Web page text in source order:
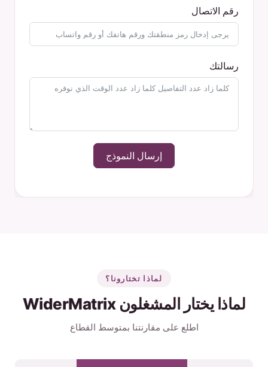
رقم الاتصال
رسالتك
إرسال النموذج
لماذا تختارونا؟
لماذا يختار المشغلون WiderMatrix
اطلع على مقارنتنا بمتوسط القطاع